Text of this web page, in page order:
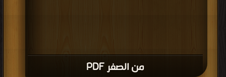
من الصفر PDF